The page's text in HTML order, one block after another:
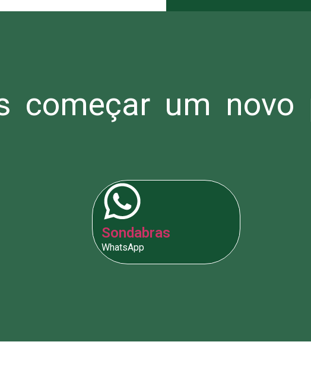
começar um novo
Sondabras
WhatsApp